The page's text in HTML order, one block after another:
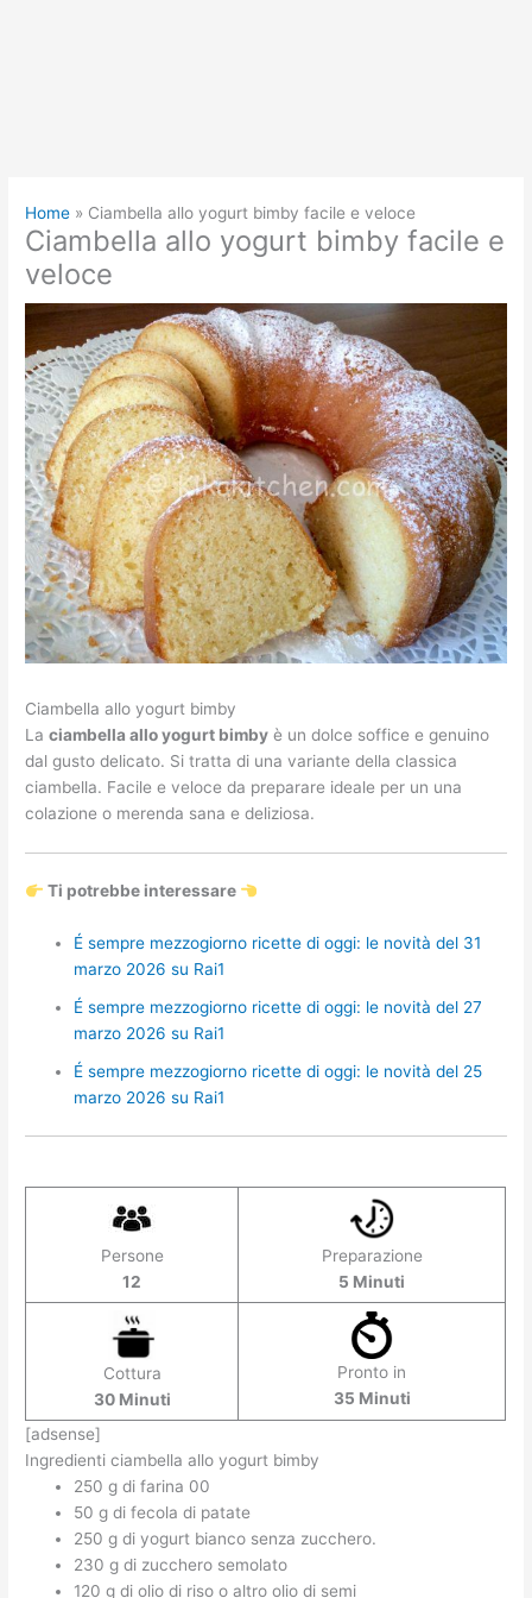
Home Ciambella allo yogurt bimby facile e veloce
Ciambella allo yogurt bimby facile e
veloce
Ciambella allo yogurt bimby
Laciambella allo yogurt bimby è un dolce soffice e genuino
dal gusto delicato. Si tratta di una variante della classica
ciambella. Facile e veloce da preparare ideale per un una
colazione o merenda sana e deliziosa.
Ti potrebbe interessare
É sempre mezzogiorno ricette di oggi: le novità del 31
marzo 2026 su Rai1
É sempre mezzogiorno ricette di oggi: le novità del 27
marzo 2026 su Rai1
É sempre mezzogiorno ricette di oggi: le novità del 25
marzo 2026 su Rai1
Persone
12
Preparazione
5 Minuti
Cottura
30 Minuti
Pronto in
35 Minuti
[adsense]
Ingredienti ciambella allo yogurt bimby
250 g di farina 00
50 g di fecola di patate
250 g di yogurt bianco senza zucchero.
230 g di zucchero semolato
120 g di olio di riso o altro olio di semi